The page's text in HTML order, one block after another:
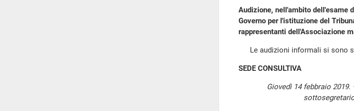
Audizione, nell'ambito dell'esame
Governo per l'istituzione del
rappresentanti dell'Associazione
Le audizioni informali si sono
SEDE CONSULTIVA
Giovedì 14 febbraio